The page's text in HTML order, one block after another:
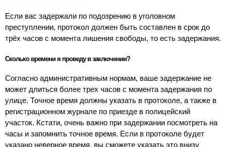
Если вас задержали по подозрению в уголовном
преступлении, протокол должен быть составлен в срок до
трёх часов с момента лишения свободы, то есть задержания.
Сколько времени я проведу в заключении?
Согласно административным нормам, ваше задержание не
может длиться более трех часов с момента задержания по
улице. Точное время должны указать в протоколе, а также в
регистрационном журнале по приезде в полицейский
участок. Кстати, очень важно при задержании посмотреть на
часы и запомнить точное время. Если в протоколе будет
указано неверное время, вы сможете указать это внизу